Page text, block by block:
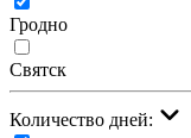
Гродно
Святск
Количество дней: